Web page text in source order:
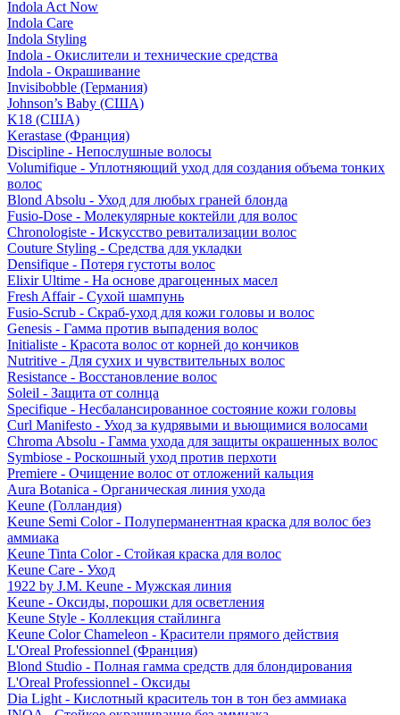
Indola Act Now
Indola Care
Indola Styling
Indola - Окислители и технические средства
Indola - Окрашивание
Invisibobble (Германия)
Johnson’s Baby (США)
K18 (США)
Kerastase (Франция)
Discipline - Непослушные волосы
Volumifique - Уплотняющий уход для создания объема тонких
волос
Blond Absolu - Уход для любых граней блонда
Fusio-Dose - Молекулярные коктейли для волос
Chronologiste - Искусство ревитализации волос
Couture Styling - Средства для укладки
Densifique - Потеря густоты волос
Elixir Ultime - На основе драгоценных масел
Fresh Affair - Сухой шампунь
Fusio-Scrub - Скраб-уход для кожи головы и волос
Genesis - Гамма против выпадения волос
Initialiste - Красота волос от корней до кончиков
Nutritive - Для сухих и чувствительных волос
Resistance - Восстановление волос
Soleil - Защита от солнца
Specifique - Несбалансированное состояние кожи головы
Curl Manifesto - Уход за кудрявыми и вьющимися волосами
Chroma Absolu - Гамма ухода для защиты окрашенных волос
Symbiose - Роскошный уход против перхоти
Premiere - Очищение волос от отложений кальция
Aura Botanica - Органическая линия ухода
Keune (Голландия)
Keune Semi Color - Полуперманентная краска для волос без
аммиака
Keune Tinta Color - Стойкая краска для волос
Keune Care - Уход
1922 by J.M. Keune - Мужская линия
Keune - Оксиды, порошки для осветления
Keune Style - Коллекция стайлинга
Keune Color Chameleon - Красители прямого действия
L'Oreal Professionnel (Франция)
Blond Studio - Полная гамма средств для блондирования
L'Oreal Professionnel - Оксиды
Dia Light - Кислотный краситель тон в тон без аммиака